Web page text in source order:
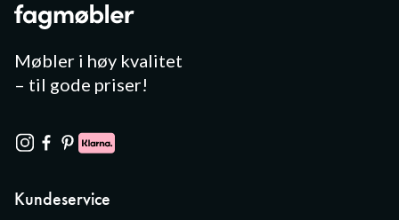
Møbler i høy kvalitet
– til gode priser!
Kundeservice